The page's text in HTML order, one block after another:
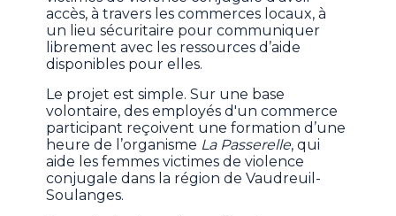
accès, à travers les commerces locaux, à
un lieu sécuritaire pour communiquer
librement avec les ressources d’aide
disponibles pour elles.
Le projet est simple. Sur une base
volontaire, des employés d'un commerce
participant reçoivent une formation d’une
heure de l’organisme La Passerelle, qui
aide les femmes victimes de violence
conjugale dans la région de Vaudreuil-
Soulanges.